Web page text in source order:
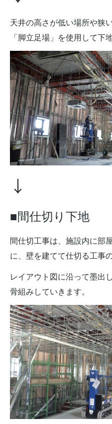
天井の高さが低い場所や狭
「脚立足場」を使用して下
↓
■間仕切り下地
間仕切工事は、施設内に部
に、壁を建てて仕切る工事
レイアウト図に沿って墨出
骨組みしていきます。